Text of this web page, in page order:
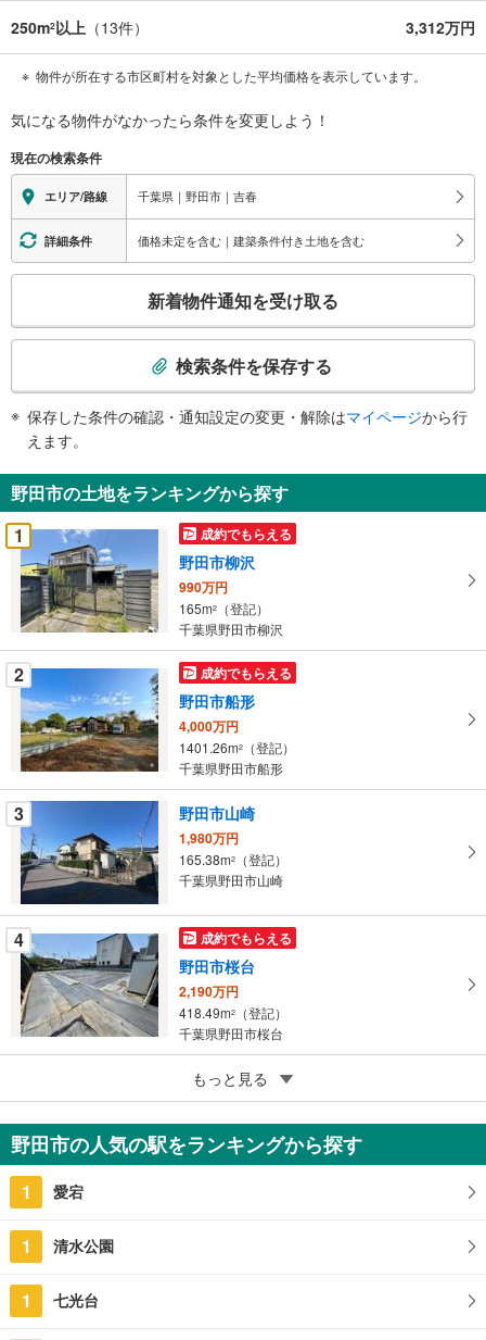
250m2以上 （13件） 3,312万円
物件が所在する市区町村を対象とした平均価格を表示しています。
気になる物件がなかったら条件を変更しよう！
現在の検索条件
エリア/路線 千葉県｜野田市｜吉春
詳細条件 価格未定を含む｜建築条件付き土地を含む
検
知
を
受
け
取
る
・
件
を
マ
イ
ペ
ー
ジ
に
保
存
す
る
新着物件通知を受け取る
検索条件を保存する
保存した条件の確認・通知設定の変更・解除はマイページから行
えます。
野田市の土地をランキングから探す
1
成約でもらえる
野田市柳沢
990万円
165m2
（登記）
千葉県野田市柳沢
2 成約でもらえる
野田市船形
4,000万円
1401.26m2
（登記）
千葉県野田市船形
3 野田市山崎
1,980万円
165.38m2
（登記）
千葉県野田市山崎
4 成約でもらえる
野田市桜台
2,190万円
418.49m2
（登記）
千葉県野田市桜台
野田市清水
1,800万円
211.57m2（登記）
千葉県野田市清水
もっと見る
野田市の人気の駅をランキングから探す
1 愛宕
1 清水公園
1 七光台